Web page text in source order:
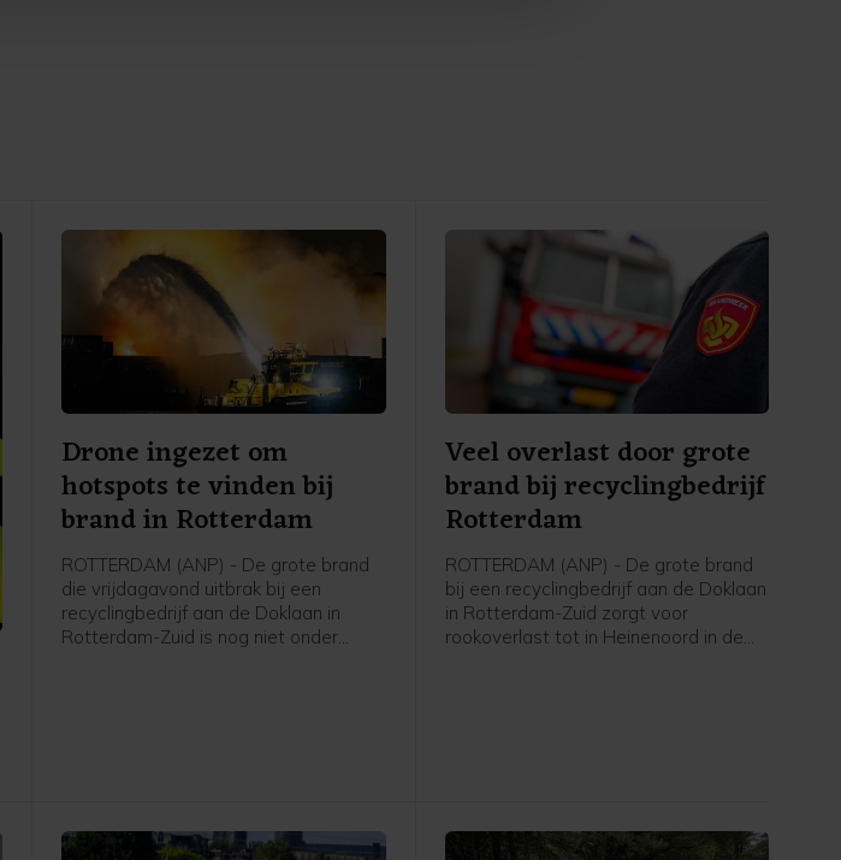
Drone ingezet om
hotspots te vinden bij
brand in Rotterdam
ROTTERDAM (ANP) - De grote brand
die vrijdagavond uitbrak bij een
recyclingbedrijf aan de Doklaan in
Rotterdam-Zuid is nog niet onder
Veel overlast door grote
brand bij recyclingbedrijf
Rotterdam
ROTTERDAM (ANP) - De grote brand
bij een recyclingbedrijf aan de Doklaan
in Rotterdam-Zuid zorgt voor
rookoverlast tot in Heinenoord in de